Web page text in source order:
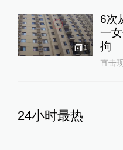
1
6次
一
拘
直击
24小时最热